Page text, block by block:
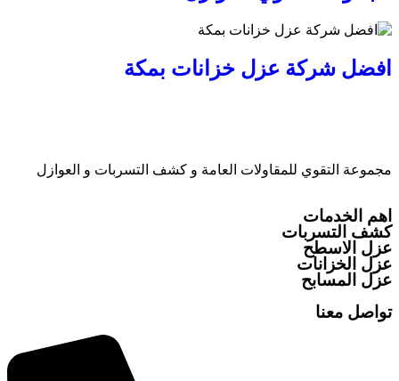
افضل شركة عزل خزانات بمكة
مجموعة التقوي للمقاولات العامة و كشف التسربات و العوازل
اهم الخدمات
كشف التسربات
عزل الاسطح
عزل الخزانات
عزل المسابح
تواصل معنا